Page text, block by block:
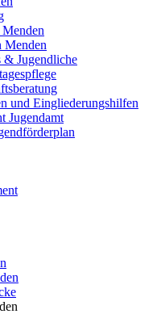
Menden
& Jugendliche
und Eingliederungshilfen
Jugendamt